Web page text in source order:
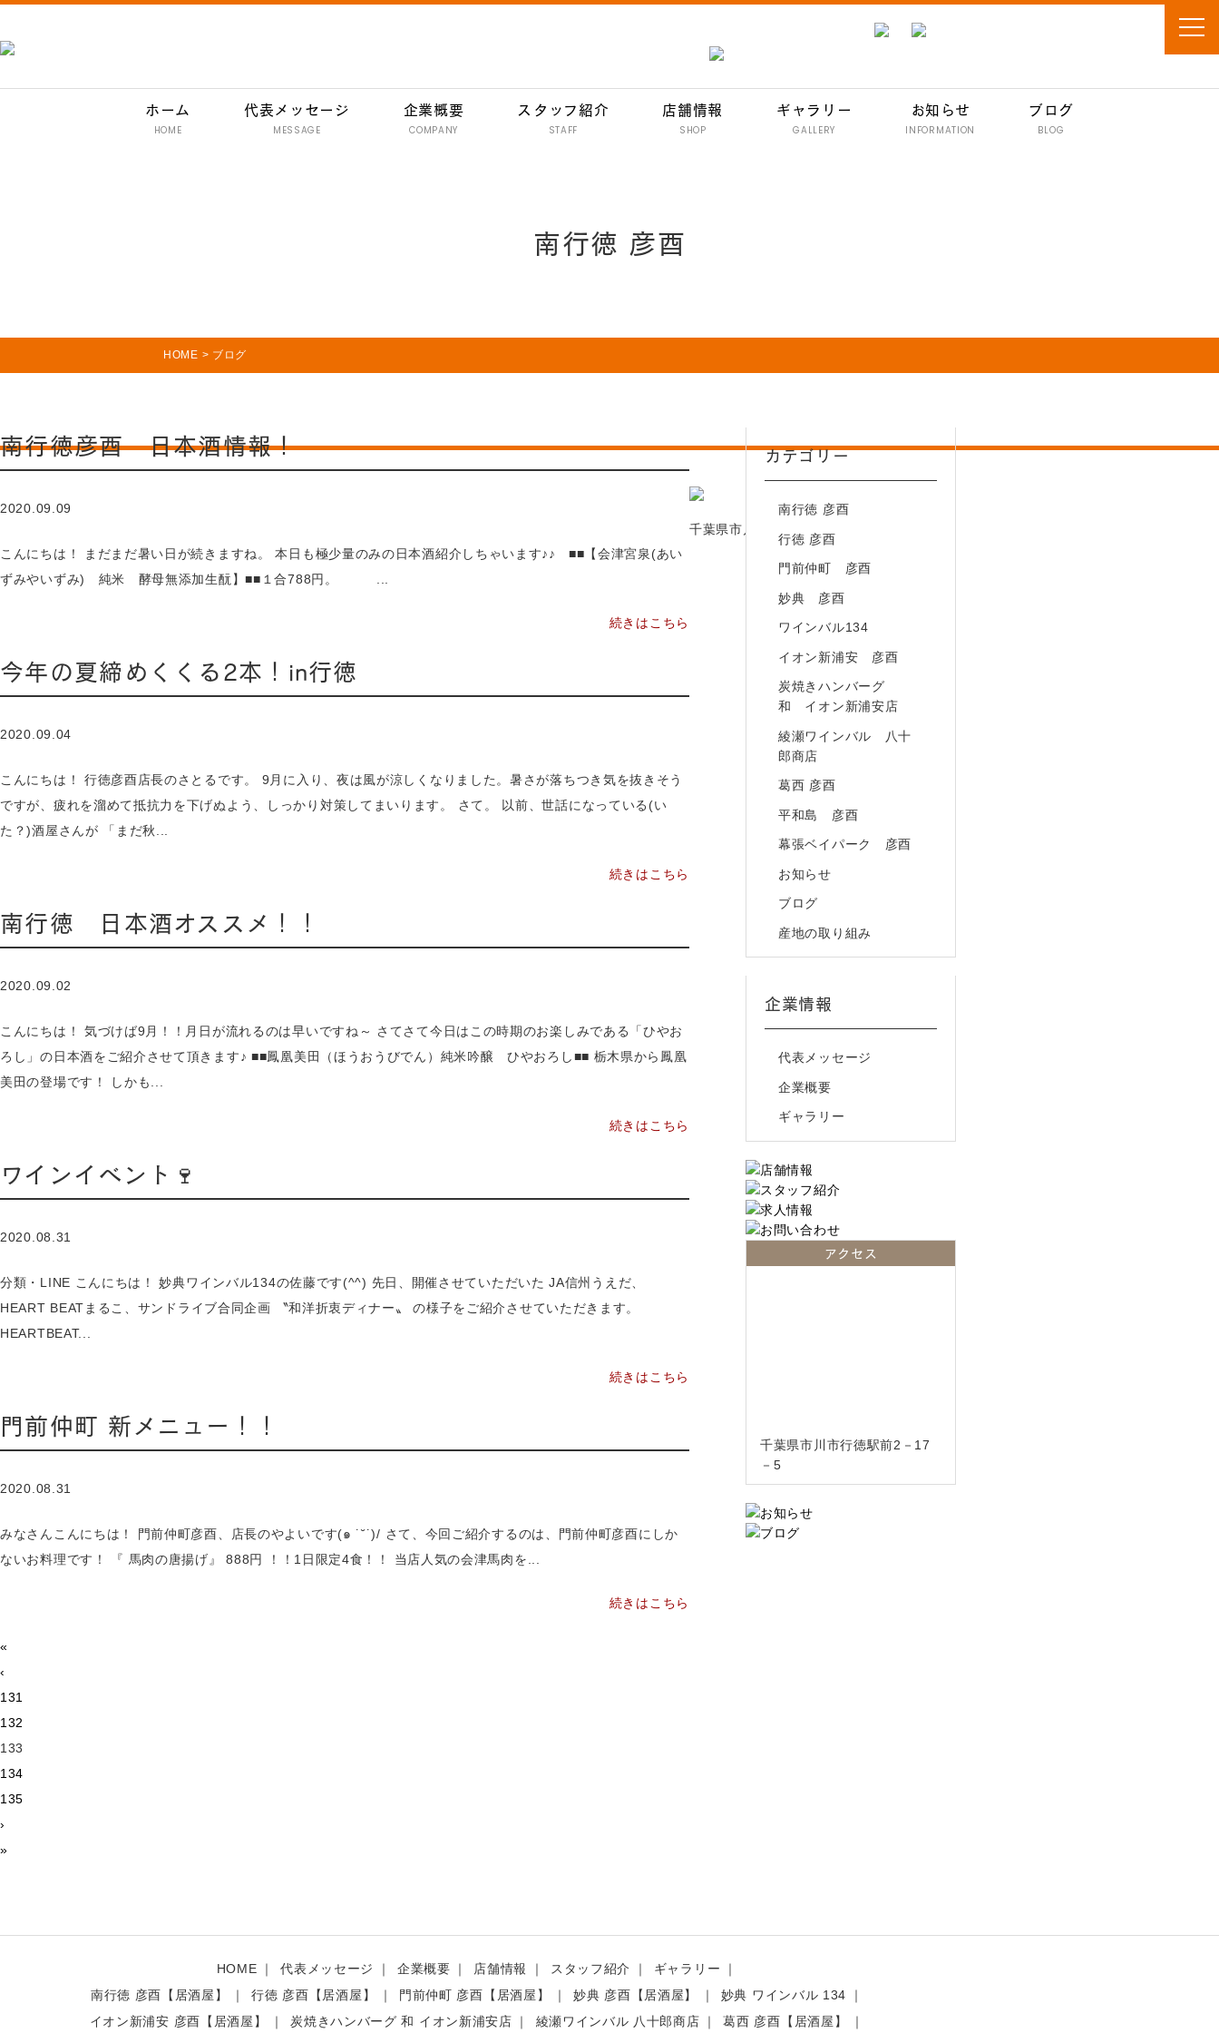
ホーム
HOME
代表メッセージ
MESSAGE
企業概要
COMPANY
スタッフ紹介
STAFF
店舗情報
SHOP
門前仲町 彦酉【居酒屋】
炭焼きハンバーグ 和
綾瀬ワインバル 八十郎商店
平和島 彦酉【居酒屋】
幕張ベイパーク 彦酉【居酒屋】
ギャラリー
GALLERY
お知らせ
INFORMATION
ブログ
BLOG
南行徳 彦酉
HOME > ブログ
南行徳彦酉 日本酒情報！
2020.09.09
こんにちは！ まだまだ暑い日が続きますね。 本日も極少量のみの日本酒紹介しちゃいます♪♪ ■■【会津宮泉(あい
ずみやいずみ) 純米 酵母無添加生酛】■■１合788円。 ...
続きはこちら
今年の夏締めくくる2本！in行徳
2020.09.04
こんにちは！ 行徳彦酉店長のさとるです。 9月に入り、夜は風が涼しくなりました。暑さが落ちつき気を抜きそう
ですが、疲れを溜めて抵抗力を下げぬよう、しっかり対策してまいります。 さて。 以前、世話になっている(い
た？)酒屋さんが 「まだ秋...
続きはこちら
南行徳 日本酒オススメ！！
2020.09.02
こんにちは！ 気づけば9月！！月日が流れるのは早いですね～ さてさて今日はこの時期のお楽しみである「ひやお
ろし」の日本酒をご紹介させて頂きます♪ ■■鳳凰美田（ほうおうびでん）純米吟醸 ひやおろし■■ 栃木県から鳳凰
美田の登場です！ しかも...
続きはこちら
ワインイベント🍷
2020.08.31
分類・LINE こんにちは！ 妙典ワインバル134の佐藤です(^^) 先日、開催させていただいた JA信州うえだ、
HEART BEATまるこ、サンドライブ合同企画 〝和洋折衷ディナー〟 の様子をご紹介させていただきます。
HEARTBEAT...
続きはこちら
門前仲町 新メニュー！！
2020.08.31
みなさんこんにちは！ 門前仲町彦酉、店長のやよいです(๑ ˙˘˙)/ さて、今回ご紹介するのは、門前仲町彦酉にしか
ないお料理です！ 『 馬肉の唐揚げ』 888円 ！！1日限定4食！！ 当店人気の会津馬肉を...
続きはこちら
«
‹
131
132
133
134
135
›
»
カテゴリー
南行徳 彦酉
行徳 彦酉
門前仲町 彦酉
妙典 彦酉
ワインバル134
イオン新浦安 彦酉
炭焼きハンバーグ
和 イオン新浦安店
綾瀬ワインバル 八十
郎商店
葛西 彦酉
平和島 彦酉
幕張ベイパーク 彦酉
お知らせ
ブログ
産地の取り組み
企業情報
代表メッセージ
企業概要
ギャラリー
アクセス
千葉県市川市行徳駅前2－17
－5
千葉県市川市行徳駅前2－17－5
HOME 代表メッセージ 企業概要 店舗情報 スタッフ紹介
ギャラリー
南行徳 彦酉【居酒屋】
行徳 彦酉【居酒屋】 門前仲町 彦酉【居酒屋】 妙典 彦酉【居酒屋】
妙典 ワインバル 134
イオン新浦安 彦酉【居酒屋】
炭焼きハンバーグ 和 イオン新浦安店 綾瀬ワインバル 八十郎商店 葛西 彦酉【居酒屋】